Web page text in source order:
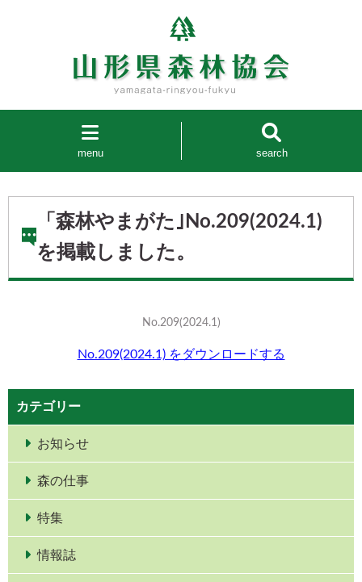
menu search
「森林やまがた｣No.209(2024.1)
を掲載しました。
No.209(2024.1)
No.209(2024.1) をダウンロードする
カテゴリー
お知らせ
森の仕事
特集
情報誌